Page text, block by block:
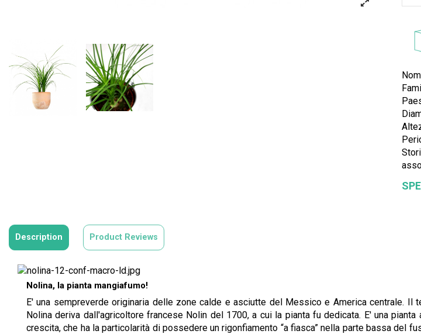
Description Product Reviews
Nolina, la pianta mangiafumo!
E' una sempreverde originaria delle zone calde e asciutte del Messico e America centrale. Il
Nolina deriva dall'agricoltore francese Nolin del 1700, a cui la pianta fu dedicata. E' una pianta
crescita, che ha la particolarità di possedere un rigonfiamento “a fiasca” nella parte bassa del